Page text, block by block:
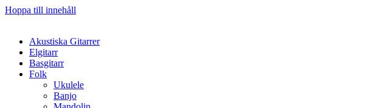
Hoppa till innehåll
Akustiska Gitarrer
Elgitarr
Basgitarr
Folk
Ukulele
Banjo